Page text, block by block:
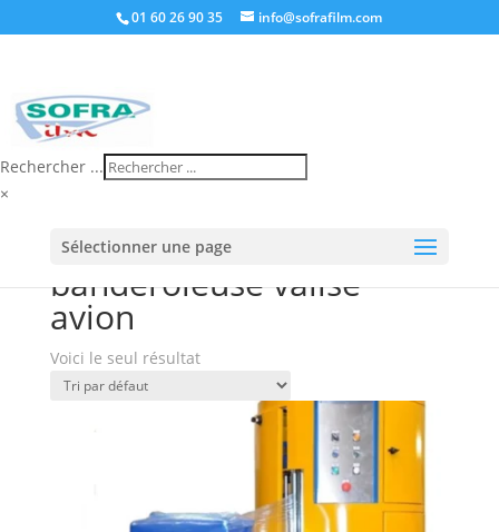
01 60 26 90 35 info@sofrafilm.com
Rechercher ...
×
Sélectionner une page
“banderoleuse valise avion”
banderoleuse valise
avion
Voici le seul résultat